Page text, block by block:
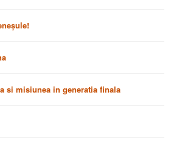
si misiunea in generatia finala